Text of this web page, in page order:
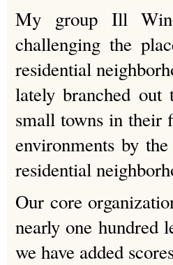
My group Ill
challenging the
residential
lately branched out
small towns in their
environments by
residential
Our core
nearly one hundred
we have added